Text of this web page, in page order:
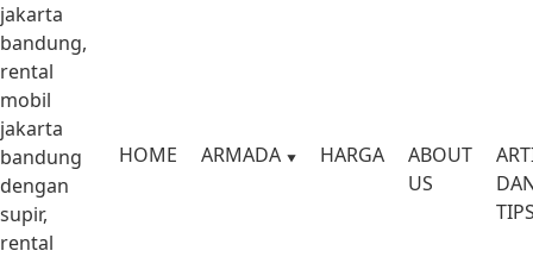
jakarta
bandung,
rental
mobil
jakarta
bandung
dengan
supir,
rental
HOME ARMADA HARGA
ABOUT
US